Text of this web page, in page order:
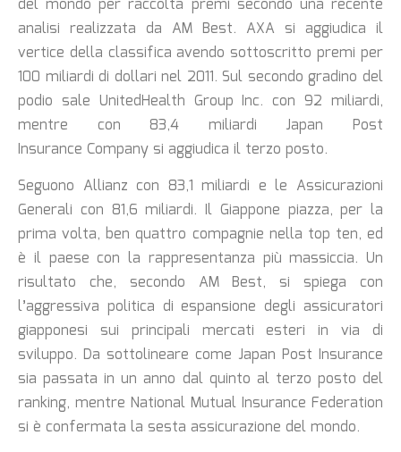
del mondo per raccolta premi secondo una recente
analisi realizzata da AM Best. AXA si aggiudica il
vertice della classifica avendo sottoscritto premi per
100 miliardi di dollari nel 2011. Sul secondo gradino del
podio sale UnitedHealth Group Inc. con 92 miliardi,
mentre con 83,4 miliardi Japan Post
Insurance Company si aggiudica il terzo posto.
Seguono Allianz con 83,1 miliardi e le Assicurazioni
Generali con 81,6 miliardi. Il Giappone piazza, per la
prima volta, ben quattro compagnie nella top ten, ed
è il paese con la rappresentanza più massiccia. Un
risultato che, secondo AM Best, si spiega con
l’aggressiva politica di espansione degli assicuratori
giapponesi sui principali mercati esteri in via di
sviluppo. Da sottolineare come Japan Post Insurance
sia passata in un anno dal quinto al terzo posto del
ranking, mentre National Mutual Insurance Federation
si è confermata la sesta assicurazione del mondo.